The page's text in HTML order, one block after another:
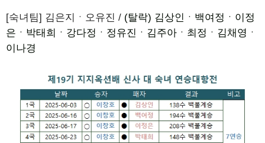
[숙녀팀] 김은지ㆍ오유진 / (탈락) 김상인ㆍ백여정ㆍ이정
은ㆍ박태희ㆍ강다정ㆍ정유진ㆍ김주아ㆍ최정ㆍ김채영ㆍ
이나경